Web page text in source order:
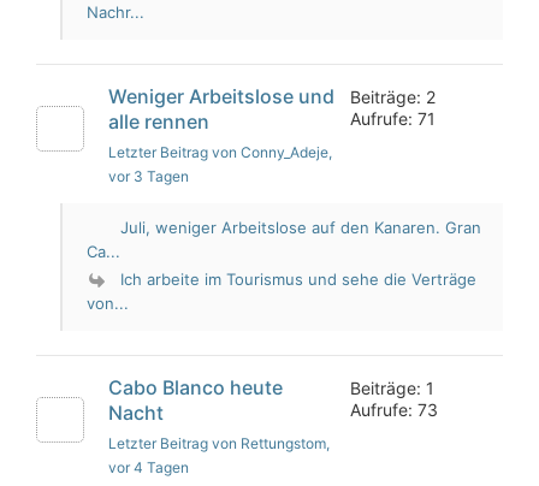
Nachr...
Weniger Arbeitslose und
alle rennen
Letzter Beitrag von Conny_Adeje,
vor 3 Tagen
Beiträge: 2
Aufrufe: 71
Juli, weniger Arbeitslose auf den Kanaren. Gran
Ca...
Ich arbeite im Tourismus und sehe die Verträge
von...
Cabo Blanco heute
Nacht
Letzter Beitrag von Rettungstom,
vor 4 Tagen
Beiträge: 1
Aufrufe: 73